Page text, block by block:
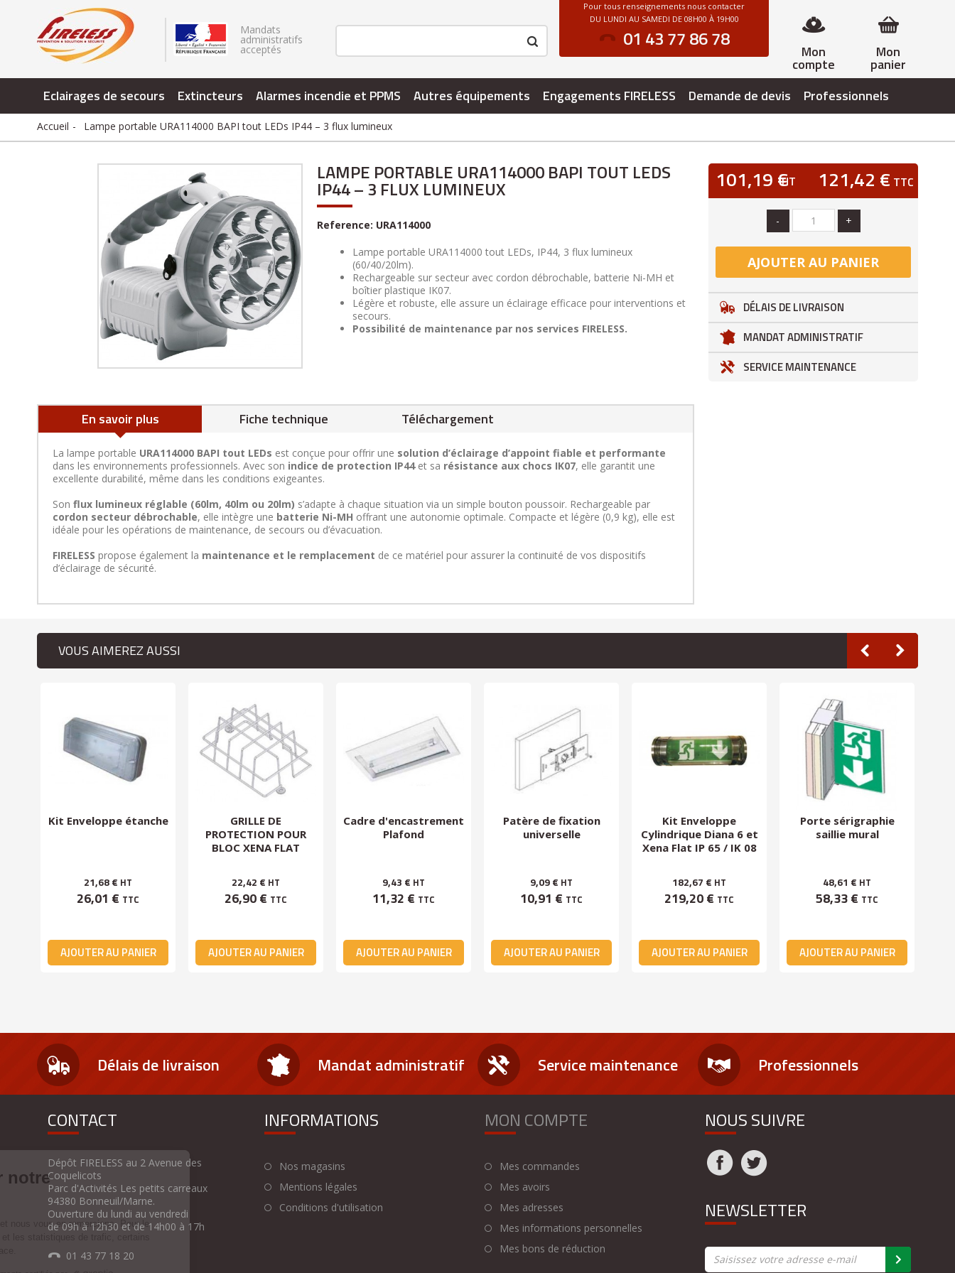
Mandats
administratifs
acceptés Mon
panier
Mon
compte
Pour tous renseignements nous contacter
DU LUNDI AU SAMEDI DE 08H00 À 19H00
01 43 77 86 78
Eclairages de secours Extincteurs Alarmes incendie et PPMS Autres équipements Engagements FIRELESS Demande de devis Professionnels
Accueil Lampe portable URA114000 BAPI tout LEDs IP44 – 3 flux lumineux
LAMPE PORTABLE URA114000 BAPI TOUT LEDS
IP44 – 3 FLUX LUMINEUX
Reference: URA114000
Lampe portable URA114000 tout LEDs, IP44, 3 flux lumineux
(60/40/20lm).
Rechargeable sur secteur avec cordon débrochable, batterie Ni-MH et
boîtier plastique IK07.
Légère et robuste, elle assure un éclairage efficace pour interventions et
secours.
Possibilité de maintenance par nos services FIRELESS.
En savoir plus Fiche technique Téléchargement
La lampe portable URA114000 BAPI tout LEDs est conçue pour offrir une solution d’éclairage d’appoint fiable et performante
dans les environnements professionnels. Avec son indice de protection IP44et sa résistance aux chocs IK07, elle garantit une
excellente durabilité, même dans les conditions exigeantes.
Son flux lumineux réglable (60lm, 40lm ou 20lm) s’adapte à chaque situation via un simple bouton poussoir. Rechargeable par
cordon secteur débrochable, elle intègre une batterie Ni-MH offrant une autonomie optimale. Compacte et légère (0,9 kg), elle est
idéale pour les opérations de maintenance, de secours ou d’évacuation.
FIRELESS propose également la maintenance et le remplacement de ce matériel pour assurer la continuité de vos dispositifs
d’éclairage de sécurité.
101,19 €HT 121,42 € TTC
- +
AJOUTER AU PANIER
DÉLAIS DE LIVRAISON
MANDAT ADMINISTRATIF
SERVICE MAINTENANCE
VOUS AIMEREZ AUSSI
Kit Enveloppe étanche
21,68 € HT
26,01 € TTC
AJOUTER AU PANIER
GRILLE DE
PROTECTION POUR
BLOC XENA FLAT
22,42 € HT
26,90 € TTC
AJOUTER AU PANIER
Cadre d'encastrement
Plafond
9,43 € HT
11,32 € TTC
AJOUTER AU PANIER
Patère de fixation
universelle
9,09 € HT
10,91 € TTC
AJOUTER AU PANIER
Kit Enveloppe
Cylindrique Diana 6 et
Xena Flat IP 65 / IK 08
182,67 € HT
219,20 € TTC
AJOUTER AU PANIER
Porte sérigraphie
saillie mural
48,61 € HT
58,33 € TTC
AJOUTER AU PANIER
Délais de livraison Mandat administratif Service maintenance Professionnels
CONTACT
Dépôt FIRELESS au 2 Avenue des
Coquelicots
Parc d'Activités Les petits carreaux
94380 Bonneuil/Marne.
Ouverture du lundi au vendredi
de 09h à 12h30 et de 14h00 à 17h
01 43 77 18 20
INFORMATIONS
Nos magasins
Mentions légales
Conditions d'utilisation
MON COMPTE
Mes commandes
Mes avoirs
Mes adresses
Mes informations personnelles
Mes bons de réduction
NOUS SUIVRE
NEWSLETTER